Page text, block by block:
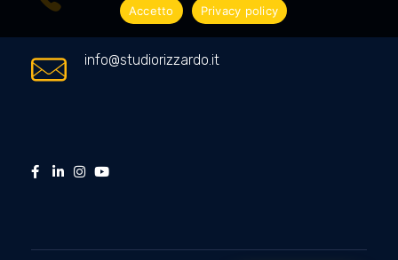
info@studiorizzardo.it
Accetto
Privacy policy